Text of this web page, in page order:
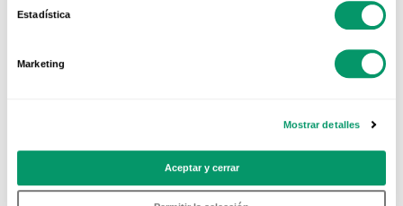
Estadística
Marketing
Mostrar detalles
Aceptar y cerrar
Los valores de aislamiento acústico (Rw)
calculados en ensayos sobre modelos concretos
de ventanas practicables realizadas con perfiles
valores que van desde los 32 dB de una ventana
con vidrio 4/12/4 hasta los 47 dB con vidrio
laminar 11/16/9 y cámara rellena de gas.